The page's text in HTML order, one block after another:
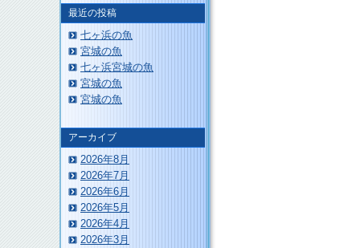
最近の投稿
七ヶ浜の魚
宮城の魚
七ヶ浜宮城の魚
宮城の魚
宮城の魚
アーカイブ
2026年8月
2026年7月
2026年6月
2026年5月
2026年4月
2026年3月